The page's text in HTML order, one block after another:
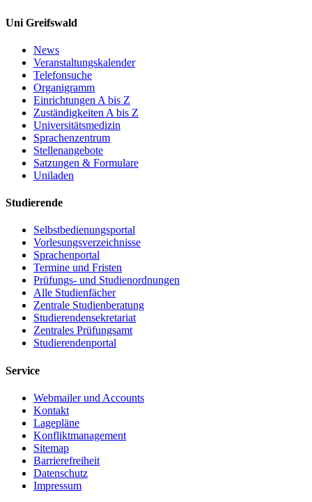
Uni Greifswald
News
Veranstaltungskalender
Telefonsuche
Organigramm
Einrichtungen A bis Z
Zuständigkeiten A bis Z
Universitätsmedizin
Sprachenzentrum
Stellenangebote
Satzungen & Formulare
Uniladen
Studierende
Selbstbedienungsportal
Vorlesungsverzeichnisse
Sprachenportal
Termine und Fristen
Prüfungs- und Studienordnungen
Alle Studienfächer
Zentrale Studienberatung
Studierendensekretariat
Zentrales Prüfungsamt
Studierendenportal
Service
Webmailer und Accounts
Kontakt
Lagepläne
Konfliktmanagement
Sitemap
Barrierefreiheit
Datenschutz
Impressum